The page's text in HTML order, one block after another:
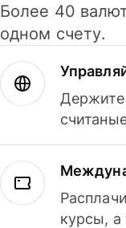
Более 40
одном счету.
Держите
курсы, а